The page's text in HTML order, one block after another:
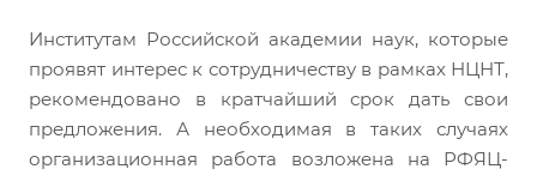
Институтам Российской академии наук, которые
проявят интерес к сотрудничеству в рамках НЦНТ,
рекомендовано в кратчайший срок дать свои
предложения. А необходимая в таких случаях
организационная работа возложена на РФЯЦ-